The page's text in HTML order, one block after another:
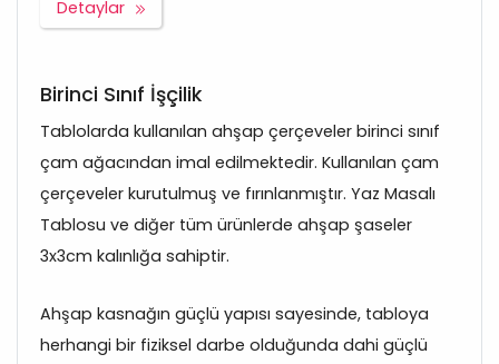
Detaylar
Birinci Sınıf İşçilik
Tablolarda kullanılan ahşap çerçeveler birinci sınıf
çam ağacından imal edilmektedir. Kullanılan çam
çerçeveler kurutulmuş ve fırınlanmıştır. Yaz Masalı
Tablosu ve diğer tüm ürünlerde ahşap şaseler
3x3cm kalınlığa sahiptir.
Ahşap kasnağın güçlü yapısı sayesinde, tabloya
herhangi bir fiziksel darbe olduğunda dahi güçlü